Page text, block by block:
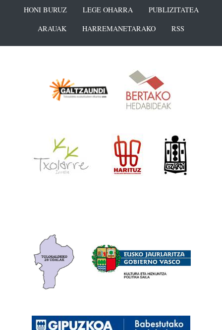
HONI BURUZ LEGE OHARRA
PUBLIZITATEA
ARAUAK
HARREMANETARAKO RSS